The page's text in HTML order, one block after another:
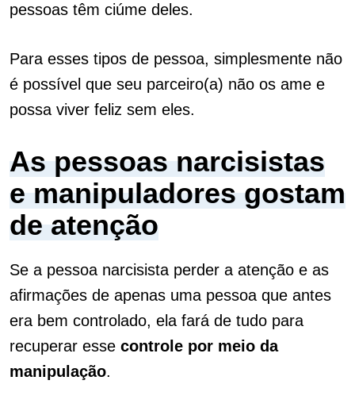
pessoas têm ciúme deles.
Para esses tipos de pessoa, simplesmente não
é possível que seu parceiro(a) não os ame e
possa viver feliz sem eles.
As pessoas narcisistas
e manipuladores gostam
de atenção
Se a pessoa narcisista perder a atenção e as
afirmações de apenas uma pessoa que antes
era bem controlado, ela fará de tudo para
recuperar esse controle por meio da
manipulação.